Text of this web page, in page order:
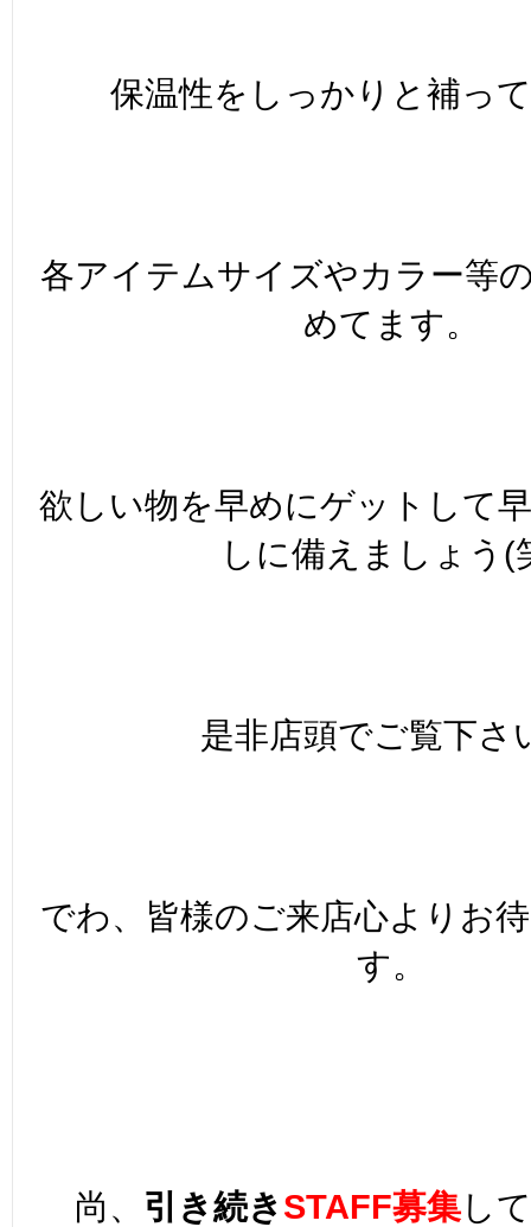
保温性をしっかりと補っ
各アイテムサイズやカラー等
めてます。
欲しい物を早めにゲットして
しに備えましょう(
是非店頭でご覧下さ
でわ、皆様のご来店心よりお
す。
尚、 引き続きSTAFF募集し